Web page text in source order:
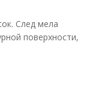
След мела
поверхности,